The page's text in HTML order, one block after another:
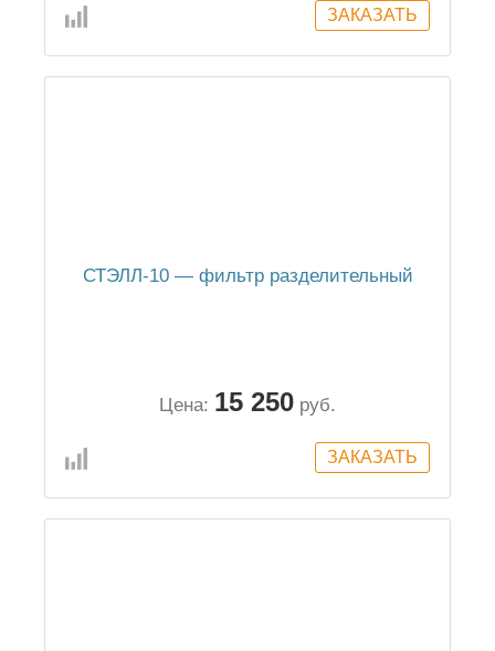
СТЭЛЛ-10 — фильтр разделительный
Цена: 15 250 руб.